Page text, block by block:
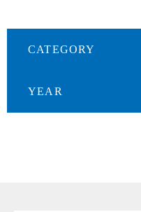
CATEGORY
YEAR